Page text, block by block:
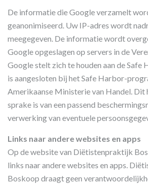
De informatie die Google verzamelt
geanonimiseerd. Uw IP-adres wordt
meegegeven. De informatie wordt
Google opgeslagen op servers in de
Google stelt zich te houden aan de Safe
is aangesloten bij het Safe Harbor-
Amerikaanse Ministerie van Handel. Dit
sprake is van een passend
verwerking van eventuele
Links naar andere websites en apps
Op de website van Diëtistenpraktijk
links naar andere websites en apps.
Boskoop draagt geen